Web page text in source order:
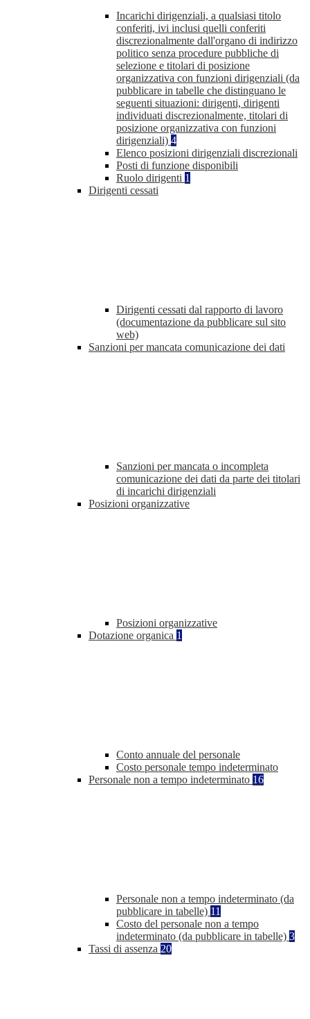
Incarichi dirigenziali, a qualsiasi titolo
conferiti, ivi inclusi quelli conferiti
discrezionalmente dall'organo di indirizzo
politico senza procedure pubbliche di
selezione e titolari di posizione
organizzativa con funzioni dirigenziali (da
pubblicare in tabelle che distinguano le
seguenti situazioni: dirigenti, dirigenti
individuati discrezionalmente, titolari di
posizione organizzativa con funzioni
dirigenziali) 4
Elenco posizioni dirigenziali discrezionali
Posti di funzione disponibili
Ruolo dirigenti 1
Dirigenti cessati
Dirigenti cessati dal rapporto di lavoro
(documentazione da pubblicare sul sito
web)
Sanzioni per mancata comunicazione dei dati
Sanzioni per mancata o incompleta
comunicazione dei dati da parte dei titolari
di incarichi dirigenziali
Posizioni organizzative
Posizioni organizzative
Dotazione organica 1
Conto annuale del personale
Costo personale tempo indeterminato
Personale non a tempo indeterminato 16
Personale non a tempo indeterminato (da
pubblicare in tabelle) 11
Costo del personale non a tempo
indeterminato (da pubblicare in tabelle) 3
Tassi di assenza 20